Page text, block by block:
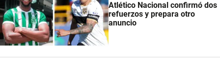
Atlético Nacional confirmó dos
refuerzos y prepara otro
anuncio